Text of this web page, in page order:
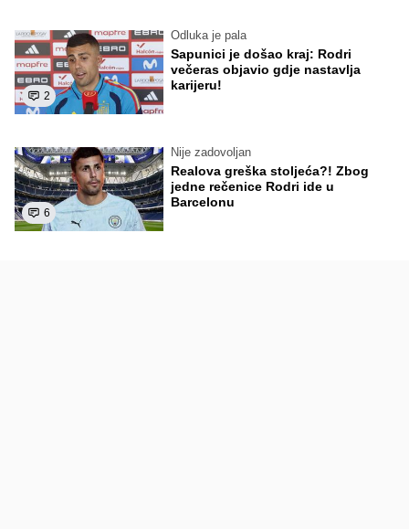
2
Odluka je pala
Sapunici je došao kraj: Rodri
večeras objavio gdje nastavlja
karijeru!
6
Nije zadovoljan
Realova greška stoljeća?! Zbog
jedne rečenice Rodri ide u
Barcelonu